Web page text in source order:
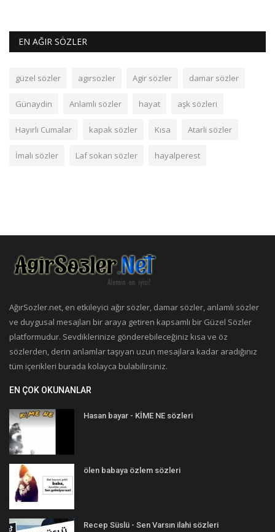
EN AĞIR SÖZLER
güzel sözler agırsozler Agir sözler damar sözler
Günaydin Anlamlı sözler hayat aşk sözleri
Hayırlı Cumalar kapak sözler Kısa Atarli sözler
İmalı sözler Laf sokan sözler hayalperest
AğırSozler.net, en etkileyici ağır sözler, damar sözler, anlamlı sözler
ve duygusal mesajları bir araya getiren kapsamlı bir Güzel Sözler
platformudur. Sevdiklerinize gönderebileceğiniz kısa ve öz
sözlerden, derin anlamlar taşıyan uzun mesajlara kadar aradığınız
tüm içerikleri burada kolayca bulabilirsiniz.
EN ÇOK OKUNANLAR
Hasan bayar - KİME NE sözleri
ölen babaya özlem sözleri
Recep Süslü - Sen Varsın ilahi sözleri